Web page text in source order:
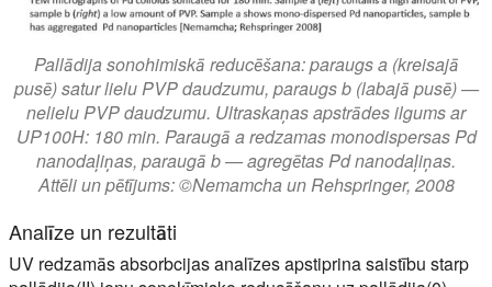
Pallādija sonohimiskā reducēšana: paraugs a (kreisajā
pusē) satur lielu PVP daudzumu, paraugs b (labajā pusē) —
nelielu PVP daudzumu. Ultraskaņas apstrādes ilgums ar
UP100H: 180 min. Paraugā a redzamas monodispersas Pd
nanodaļiņas, paraugā b — agregētas Pd nanodaļiņas.
Attēli un pētījums: ©Nemamcha un Rehspringer, 2008
Analīze un rezultāti
UV redzamās absorbcijas analīzes apstiprina saistību starp